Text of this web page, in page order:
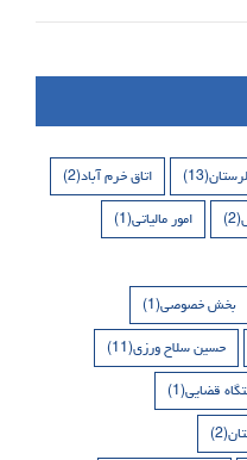
(13) اتاق خرم آباد(2)
(2) امور مالیاتی(1)
بخش خصوصی(1)
حسین سلاح ورزی(11)
قضایی(1)
(2)